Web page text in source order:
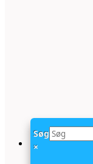
Søg
×